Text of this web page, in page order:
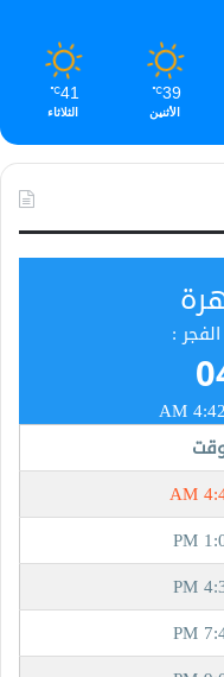
39
℃
الأثنين
41
℃
الثلاثاء